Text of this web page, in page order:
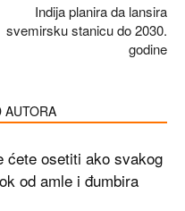
Indija planira da lansira
svemirsku stanicu do 2030.
godine
AUTORA
ćete osetiti ako svakog
od amle i đumbira